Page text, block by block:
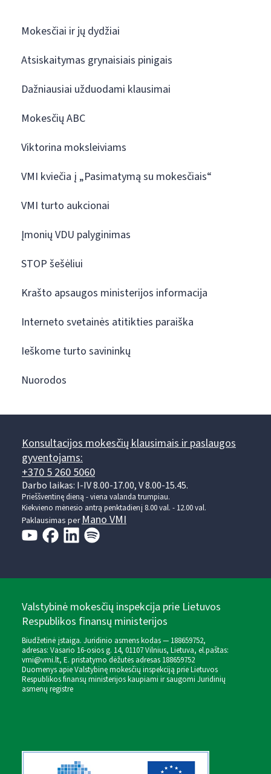
Mokesčiai ir jų dydžiai
Atsiskaitymas grynaisiais pinigais
Dažniausiai užduodami klausimai
Mokesčių ABC
Viktorina moksleiviams
VMI kviečia į „Pasimatymą su mokesčiais“
VMI turto aukcionai
Įmonių VDU palyginimas
STOP šešėliui
Krašto apsaugos ministerijos informacija
Interneto svetainės atitikties paraiška
Ieškome turto savininkų
Nuorodos
Konsultacijos mokesčių klausimais ir paslaugos
gyventojams:
+370 5 260 5060
Darbo laikas: I-IV 8.00-17.00, V 8.00-15.45.
Prieššventinę dieną - viena valanda trumpiau.
Kiekvieno mėnesio antrą penktadienį 8.00 val. - 12.00 val.
Paklausimas perMano VMI
Valstybinė mokesčių inspekcija prie Lietuvos
Respublikos finansų ministerijos
Biudžetinė įstaiga. Juridinio asmens kodas — 188659752,
adresas: Vasario 16-osios g. 14, 01107 Vilnius, Lietuva, el.paštas:
vmi@vmi.lt, E. pristatymo dėžutės adresas 188659752
Duomenys apie Valstybinę mokesčių inspekciją prie Lietuvos
Respublikos finansų ministerijos kaupiami ir saugomi Juridinių
asmenų registre